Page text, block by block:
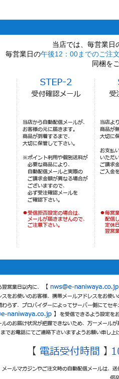
当店では、毎営業日
毎営業日の午後12：00までのご注
同梱を